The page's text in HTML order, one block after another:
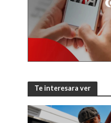
Te interesara ver